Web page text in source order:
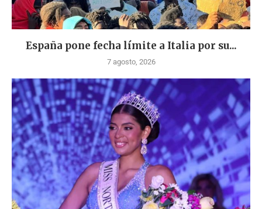
España pone fecha límite a Italia por su...
7 agosto, 2026